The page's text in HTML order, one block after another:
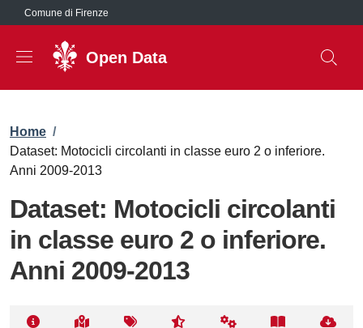
Salta al contenuto principale
Comune di Firenze
Open Data
Briciole di pane
Home /
Dataset: Motocicli circolanti in classe euro 2 o inferiore.
Anni 2009-2013
Dataset: Motocicli circolanti
in classe euro 2 o inferiore.
Anni 2009-2013